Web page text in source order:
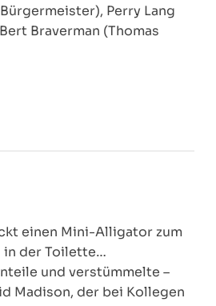
Perry Lang
Braverman (Thomas
einen Mini-Alligator zum
in der Toilette…
und verstümmelte –
Madison, der bei Kollegen